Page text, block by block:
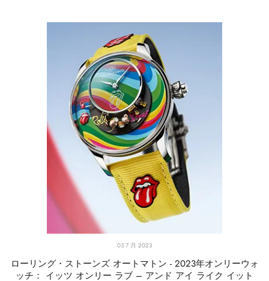
03 7 月 2023
ローリング・ストーンズ オートマトン - 2023年オンリーウォ
ッチ： イッツ オンリー ラブ – アンド アイ ライク イット